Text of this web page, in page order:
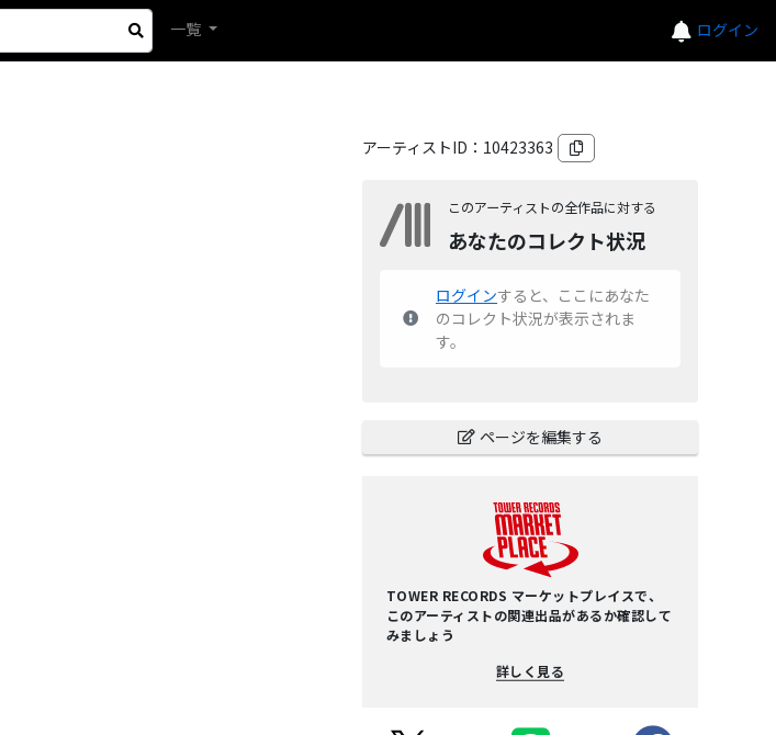
ログイン
一覧
アーティストID： 10423363
このアーティストの全作品に対する
あなたのコレクト状況
ログインすると、ここにあなた
のコレクト状況が表示されま
す。
ページを編集する
TOWER RECORDS マーケットプレイスで、
このアーティストの関連出品があるか確認して
みましょう
詳しく見る